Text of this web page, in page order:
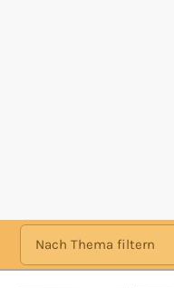
Nach Thema filtern